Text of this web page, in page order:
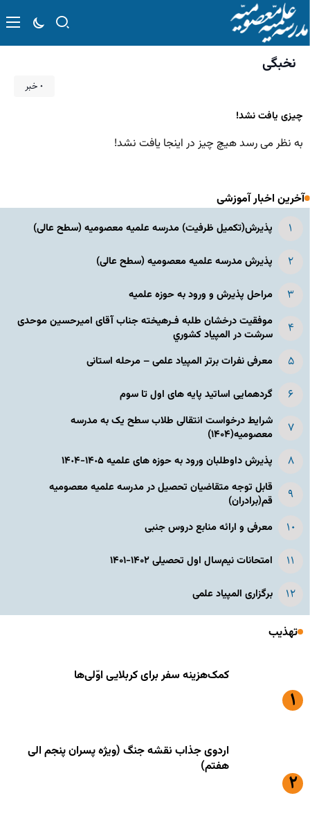
نخبگی
۰ خبر
چیزی یافت نشد!
به نظر می رسد هیچ چیز در اینجا یافت نشد!
آخرین اخبار آموزشی
پذیرش(تکمیل ظرفیت) مدرسه علمیه معصومیه‌ (سطح عالی)
پذیرش مدرسه علمیه معصومیه‌ (سطح عالی)
مراحل پذیرش و ورود به حوزه علمیه
موفقیت درخشان طلبه فـرهیخته جناب آقای امیرحسین موحدی
سرشت در المپياد كشوري
معرفی نفرات برتر المپیاد علمی – مرحله استانی
گردهمایی اساتید پایه های اول تا سوم
شرایط درخواست انتقالی طلاب سطح یک به مدرسه
معصومیه(۱۴۰۴)
پذیرش داوطلبان ورود به حوزه های علمیه ١۴٠۵-١۴٠۴
قابل توجه متقاضیان تحصیل در مدرسه علمیه معصومیه
قم(برادران)
معرفی و ارائه منابع دروس جنبی
امتحانات نیم‌سال اول تحصیلی ۱۴۰۲-۱۴۰۱
برگزاری المپیاد علمی
تهذیب
کمک‌هزینه سفر برای کربلایی اوّلی‌ها
اردوی جذاب نقشه جنگ (ویژه پسران پنجم الی
هفتم)